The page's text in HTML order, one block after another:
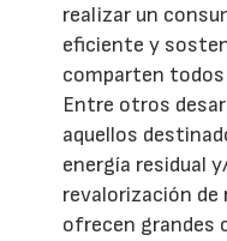
realizar un
eficiente y
comparten
Entre otros
aquellos
energía residual
revalorización
ofrecen grandes